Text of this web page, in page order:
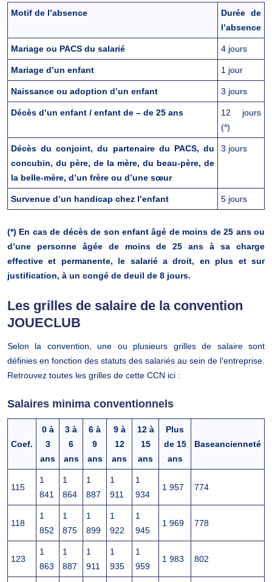
Motif de l’absence
Durée de
l’absence
Mariage ou PACS du salarié 4 jours
Mariage d’un enfant 1 jour
Naissance ou adoption d’un enfant 3 jours
Décès d’un enfant / enfant de – de 25 ans
12 jours
(*)
Décès du conjoint, du partenaire du PACS, du
concubin, du père, de la mère, du beau-père, de
la belle-mère, d’un frère ou d’une sœur
3 jours
Survenue d’un handicap chez l’enfant 5 jours
(*) En cas de décès de son enfant âgé de moins de 25 ans ou
d’une personne âgée de moins de 25 ans à sa charge
effective et permanente, le salarié a droit, en plus et sur
justification, à un congé de deuil de 8 jours.
Les grilles de salaire de la convention
JOUECLUB
Selon la convention, une ou plusieurs grilles de salaire sont
définies en fonction des statuts des salariés au sein de l'entreprise.
Retrouvez toutes les grilles de cette CCN ici :
Salaires minima conventionnels
Coef.
0 à
3
ans
3 à
6
ans
6 à
9
ans
9 à
12
ans
12 à
15
ans
Plus
de 15
ans
Baseancienneté
115
1
841
1
864
1
887
1
911
1
934
1 957 774
118
1
852
1
875
1
899
1
922
1
945
1 969 778
123
1
863
1
887
1
911
1
935
1
959
1 983 802